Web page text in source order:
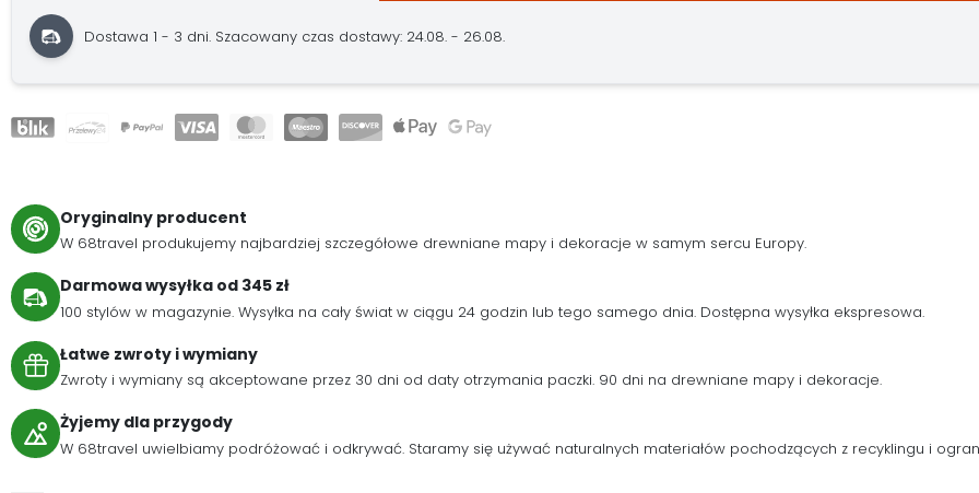
Dostawa 1 - 3 dni. Szacowany czas dostawy: 24.08. - 26.08.
Oryginalny producent
W 68travel produkujemy najbardziej szczegółowe drewniane mapy i dekoracje w samym sercu Europy.
Darmowa wysyłka od 345 zł
100 stylów w magazynie. Wysyłka na cały świat w ciągu 24 godzin lub tego samego dnia. Dostępna wysyłka ekspresowa.
Łatwe zwroty i wymiany
Zwroty i wymiany są akceptowane przez 30 dni od daty otrzymania paczki. 90 dni na drewniane mapy i dekoracje.
Żyjemy dla przygody
W 68travel uwielbiamy podróżować i odkrywać. Staramy się używać naturalnych materiałów pochodzących z recyklingu i